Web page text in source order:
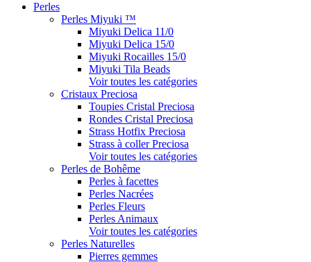
Perles
Perles Miyuki ™
Miyuki Delica 11/0
Miyuki Delica 15/0
Miyuki Rocailles 15/0
Miyuki Tila Beads
Voir toutes les catégories
Cristaux Preciosa
Toupies Cristal Preciosa
Rondes Cristal Preciosa
Strass Hotfix Preciosa
Strass à coller Preciosa
Voir toutes les catégories
Perles de Bohême
Perles à facettes
Perles Nacrées
Perles Fleurs
Perles Animaux
Voir toutes les catégories
Perles Naturelles
Pierres gemmes